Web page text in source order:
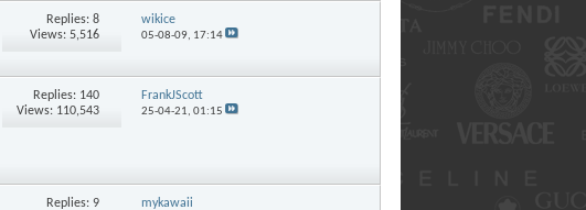
Replies: 8
Views: 5,516
wikice
05-08-09, 17:14
Replies: 140
Views: 110,543
FrankJScott
25-04-21, 01:15
Replies: 9
mykawaii